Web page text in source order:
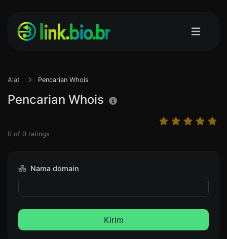
Alat Pencarian Whois
Pencarian Whois
0 of 0 ratings
Nama domain
Kirim